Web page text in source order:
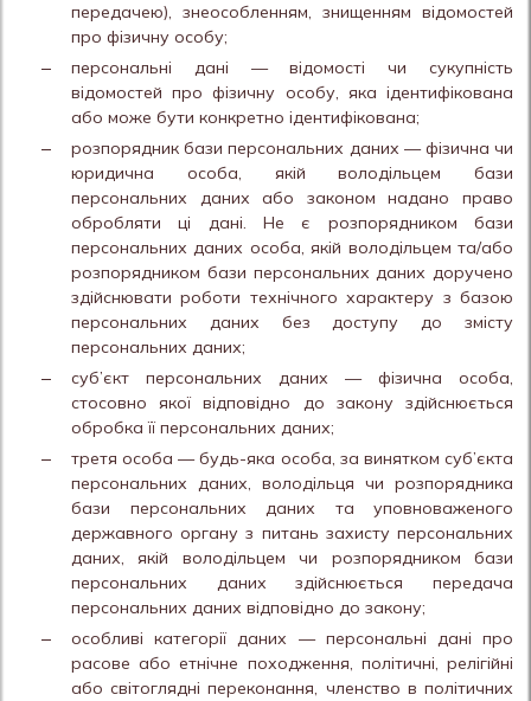
передачею), знеособленням, знищенням відомостей
про фізичну особу;
персональні дані — відомості чи сукупність
відомостей про фізичну особу, яка ідентифікована
або може бути конкретно ідентифікована;
розпорядник бази персональних даних — фізична чи
юридична особа, якій володільцем бази
персональних даних або законом надано право
обробляти ці дані. Не є розпорядником бази
персональних даних особа, якій володільцем та/або
розпорядником бази персональних даних доручено
здійснювати роботи технічного характеру з базою
персональних даних без доступу до змісту
персональних даних;
суб’єкт персональних даних — фізична особа,
стосовно якої відповідно до закону здійснюється
обробка її персональних даних;
третя особа — будь-яка особа, за винятком суб’єкта
персональних даних, володільця чи розпорядника
бази персональних даних та уповноваженого
державного органу з питань захисту персональних
даних, якій володільцем чи розпорядником бази
персональних даних здійснюється передача
персональних даних відповідно до закону;
особливі категорії даних — персональні дані про
расове або етнічне походження, політичні, релігійні
або світоглядні переконання, членство в політичних